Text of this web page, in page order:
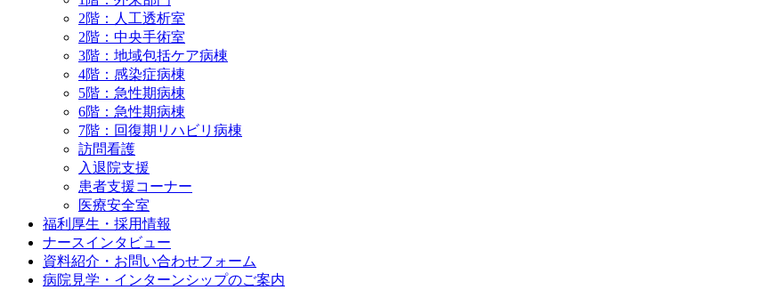
2階：人工透析室
2階：中央手術室
3階：地域包括ケア病棟
4階：感染症病棟
5階：急性期病棟
6階：急性期病棟
7階：回復期リハビリ病棟
訪問看護
入退院支援
患者支援コーナー
医療安全室
福利厚生・採用情報
ナースインタビュー
資料紹介・お問い合わせフォーム
病院見学・インターンシップのご案内